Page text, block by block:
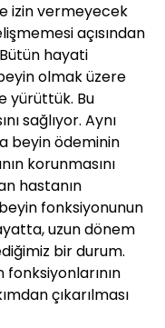
izin vermeyecek
açısından
hayati
olmak üzere
yürüttük. Bu
sağlıyor. Aynı
beyin ödeminin
korunmasını
hastanın
fonksiyonunun
uzun dönem
bir durum.
fonksiyonlarının
çıkarılması